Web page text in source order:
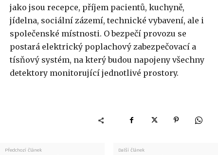
jako jsou recepce, příjem pacientů, kuchyně,
jídelna, sociální zázemí, technické vybavení, ale i
společenské místnosti. O bezpečí provozu se
postará elektrický poplachový zabezpečovací a
tísňový systém, na který budou napojeny všechny
detektory monitorující jednotlivé prostory.
Předchozí článek Další článek